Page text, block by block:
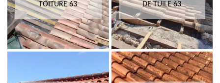
TOITURE 63
DE TUILE 63